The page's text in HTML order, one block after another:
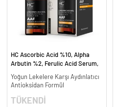
HC Ascorbic Acid %10, Alpha
Arbutin %2, Ferulic Acid Serum,
ml.
Yoğun Lekelere Karşı Aydınlatıcı
Antioksidan Formül
TÜKENDİ